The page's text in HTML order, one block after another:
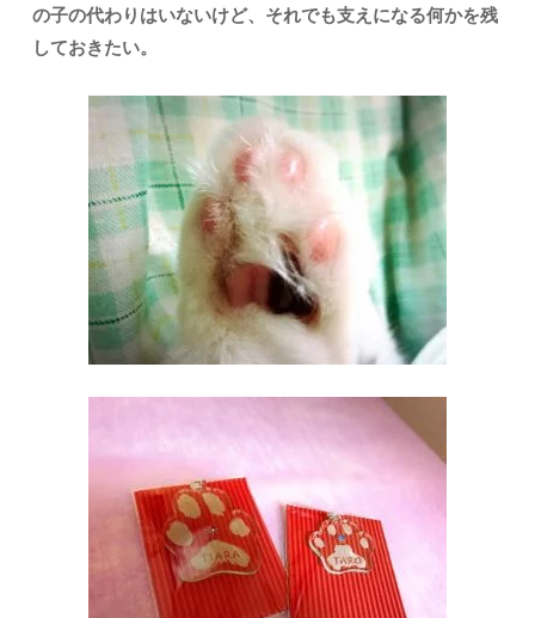
の子の代わりはいないけど、それでも支えになる何かを残
しておきたい。